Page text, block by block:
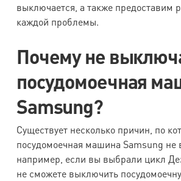
выключается, а также предоставим
каждой проблемы.
Почему не
посудомоечная
Samsung?
Существует несколько причин, по
посудомоечная машина Samsung не
например, если вы выбрали цикл
не сможете выключить